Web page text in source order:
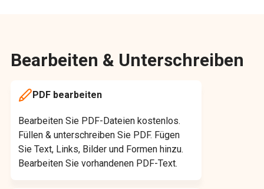
Bearbeiten & Unterschreiben
PDF bearbeiten
Bearbeiten Sie PDF-Dateien kostenlos.
Füllen & unterschreiben Sie PDF. Fügen
Sie Text, Links, Bilder und Formen hinzu.
Bearbeiten Sie vorhandenen PDF-Text.